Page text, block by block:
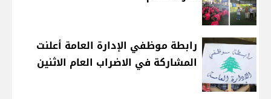
رابطة موظفي الإدارة العامة أعلنت
المشاركة في الاضراب العام الاثنين